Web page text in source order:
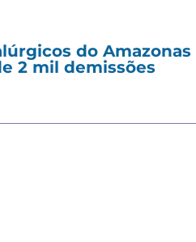
do Amazonas
2 mil demissões